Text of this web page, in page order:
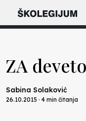
ZA
Sabina Solaković
26.10.2015 · 4 min čitanja